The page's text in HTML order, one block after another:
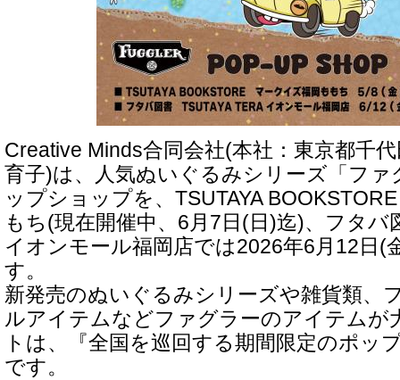
Creative Minds合同会社(本社：東京都千
育子)は、人気ぬいぐるみシリーズ「フ
ップショップを、TSUTAYA
もち(現在開催中、6月7日(日)迄)、フタバ
イオンモール福岡店では2026年6月12日(
す。
新発売のぬいぐるみシリーズや雑貨類、
ルアイテムなどファグラーのアイテムが
トは、『全国を巡回する期間限定のポッ
です。